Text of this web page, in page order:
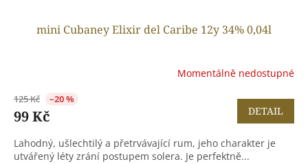
mini Cubaney Elixir del Caribe 12y 34% 0,04l
Momentálně nedostupné
125 Kč –20 %
99 Kč DETAIL
Lahodný, ušlechtilý a přetrvávající rum, jeho charakter je
utvářený léty zrání postupem solera. Je perfektně...